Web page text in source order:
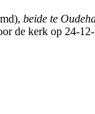
beide te
de kerk op 24-